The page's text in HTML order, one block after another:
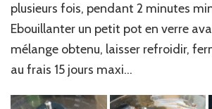
plusieurs fois, pendant 2 minutes
Ebouillanter un petit pot en verre
mélange obtenu, laisser refroidir,
au frais 15 jours maxi…